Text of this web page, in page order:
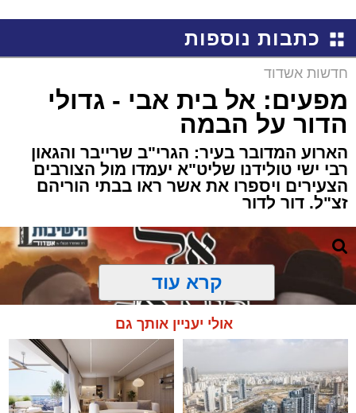
באשדוד
כתבות נוספות
חדשות אשדוד
מפעים: אל בית אבי - גדולי
הדור על הבמה
הארוע המדובר בעיר: הגרי"ב שרייבר והגאון
רבי ישי טולידנו שליט"א יעמדו מול הצורבים
הצעירים ויספרו את אשר ראו בבתי הוריהם
זצ"ל. דור לדור
קרא עוד
אולי יעניין אותך גם